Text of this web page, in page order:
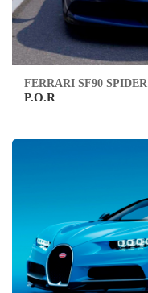
FERRARI SF90 SPIDER
P.O.R